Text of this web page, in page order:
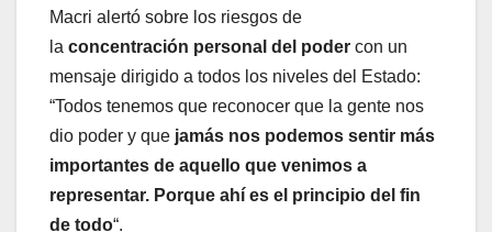
Macri alertó sobre los riesgos de
la concentración personal del poder con un
mensaje dirigido a todos los niveles del Estado:
“Todos tenemos que reconocer que la gente nos
dio poder y que jamás nos podemos sentir más
importantes de aquello que venimos a
representar. Porque ahí es el principio del fin
de todo“.